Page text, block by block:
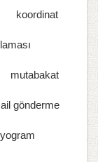
koordinat
mutabakat
gönderme